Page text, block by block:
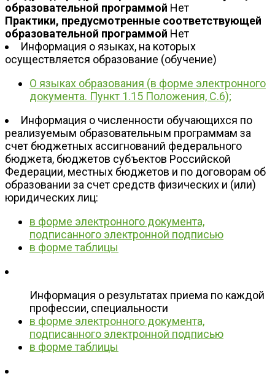
образовательной программой Нет
Практики, предусмотренные соответствующей
образовательной программой Нет
Информация о языках, на которых
осуществляется образование (обучение)
О языках образования (в форме электронного
документа. Пункт 1.15 Положения, С.6);
Информация о численности обучающихся по
реализуемым образовательным программам за
счет бюджетных ассигнований федерального
бюджета, бюджетов субъектов Российской
Федерации, местных бюджетов и по договорам об
образовании за счет средств физических и (или)
юридических лиц:
в форме электронного документа,
подписанного электронной подписью
в форме таблицы
Информация о результатах приема по каждой
профессии, специальности
в форме электронного документа,
подписанного электронной подписью
в форме таблицы